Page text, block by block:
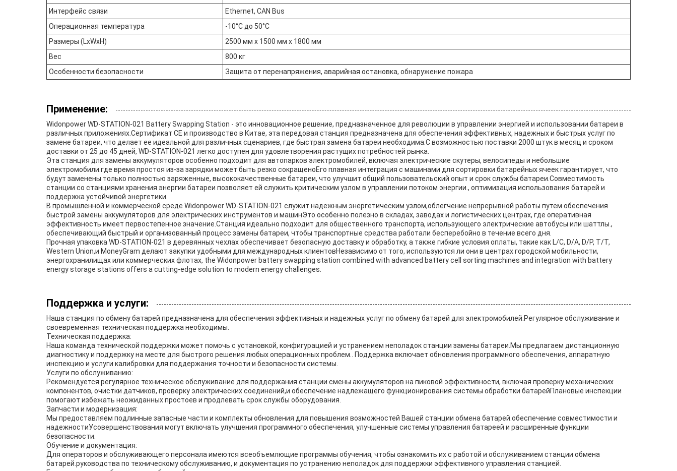
Интерфейс связи
Ethernet, CAN Bus
Операционная температура
-10°C до 50°C
Размеры (LxWxH)
2500 мм х 1500 мм х 1800 мм
Вес
800 кг
Особенности безопасности
Защита от перенапряжения, аварийная остановка, обнаружение пожара
Применение:
Widonpower WD-STATION-021 Battery Swapping Station - это инновационное решение, предназначенное для революции в управлении энергией и использовании батареи в
различных приложениях.Сертификат CE и производство в Китае, эта передовая станция предназначена для обеспечения эффективных, надежных и быстрых услуг по
замене батареи, что делает ее идеальной для различных сценариев, где быстрая замена батареи необходима.С возможностью поставки 2000 штук в месяц и сроком
доставки от 25 до 45 дней, WD-STATION-021 легко доступен для удовлетворения растущих потребностей рынка.
Эта станция для замены аккумуляторов особенно подходит для автопарков электромобилей, включая электрические скутеры, велосипеды и небольшие
электромобили.где время простоя из-за зарядки может быть резко сокращеноЕго плавная интеграция с машинами для сортировки батарейных ячеек гарантирует, что
будут заменены только полностью заряженные, высококачественные батареи, что улучшит общий пользовательский опыт и срок службы батареи.Совместимость
станции со станциями хранения энергии батареи позволяет ей служить критическим узлом в управлении потоком энергии., оптимизация использования батарей и
поддержка устойчивой энергетики.
В промышленной и коммерческой среде Widonpower WD-STATION-021 служит надежным энергетическим узлом,облегчение непрерывной работы путем обеспечения
быстрой замены аккумуляторов для электрических инструментов и машинЭто особенно полезно в складах, заводах и логистических центрах, где оперативная
эффективность имеет первостепенное значение.Станция идеально подходит для общественного транспорта, использующего электрические автобусы или шаттлы.,
обеспечивающий быстрый и организованный процесс замены батареи, чтобы транспортные средства работали бесперебойно в течение всего дня.
Прочная упаковка WD-STATION-021 в деревянных чехлах обеспечивает безопасную доставку и обработку, а также гибкие условия оплаты, такие как L/C, D/A, D/P, T/T,
Western Union,и MoneyGram делают закупки удобными для международных клиентовНезависимо от того, используются ли они в центрах городской мобильности,
энергохранилищах или коммерческих флотах, the Widonpower battery swapping station combined with advanced battery cell sorting machines and integration with battery
energy storage stations offers a cutting-edge solution to modern energy challenges.
Поддержка и услуги:
Наша станция по обмену батарей предназначена для обеспечения эффективных и надежных услуг по обмену батарей для электромобилей.Регулярное обслуживание и
своевременная техническая поддержка необходимы.
Техническая поддержка:
Наша команда технической поддержки может помочь с установкой, конфигурацией и устранением неполадок станции замены батареи.Мы предлагаем дистанционную
диагностику и поддержку на месте для быстрого решения любых операционных проблем.. Поддержка включает обновления программного обеспечения, аппаратную
инспекцию и услуги калибровки для поддержания точности и безопасности системы.
Услуги по обслуживанию:
Рекомендуется регулярное техническое обслуживание для поддержания станции смены аккумуляторов на пиковой эффективности, включая проверку механических
компонентов, очистки датчиков, проверку электрических соединений,и обеспечение надлежащего функционирования системы обработки батарейПлановые инспекции
помогают избежать неожиданных простоев и продлевать срок службы оборудования.
Запчасти и модернизация:
Мы предоставляем подлинные запасные части и комплекты обновления для повышения возможностей Вашей станции обмена батарей.обеспечение совместимости и
надежностиУсовершенствования могут включать улучшения программного обеспечения, улучшенные системы управления батареей и расширенные функции
безопасности.
Обучение и документация:
Для операторов и обслуживающего персонала имеются всеобъемлющие программы обучения, чтобы ознакомить их с работой и обслуживанием станции обмена
батарей.руководства по техническому обслуживанию, и документация по устранению неполадок для поддержки эффективного управления станцией.